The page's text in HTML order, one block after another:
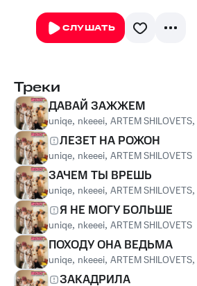
СЛУШАТЬ
Треки
ДАВАЙ ЗАЖЖЕМ
uniqe, nkeeei, ARTEM SHILOVETS,
ЛЕЗЕТ НА РОЖОН
uniqe, nkeeei, ARTEM SHILOVETS
ЗАЧЕМ ТЫ ВРЕШЬ
uniqe, nkeeei, ARTEM SHILOVETS,
Я НЕ МОГУ БОЛЬШЕ
uniqe, nkeeei, ARTEM SHILOVETS
ПОХОДУ ОНА ВЕДЬМА
uniqe, nkeeei, ARTEM SHILOVETS,
ЗАКАДРИЛА